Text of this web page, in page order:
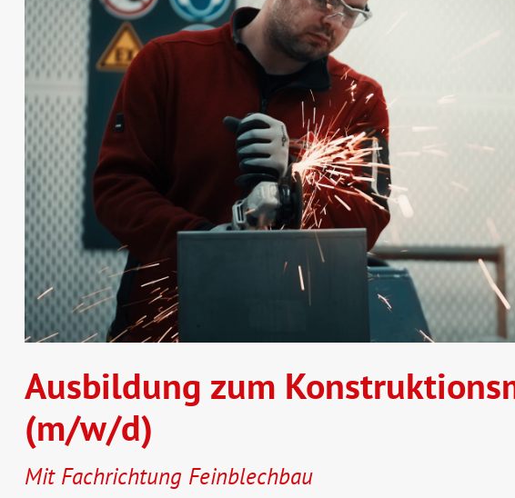
Ausbildung zum
(m/w/d)
Mit Fachrichtung Feinblechbau